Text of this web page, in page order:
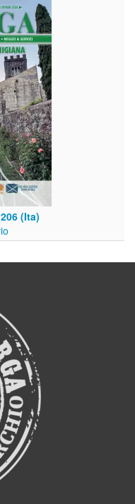
(Ita)